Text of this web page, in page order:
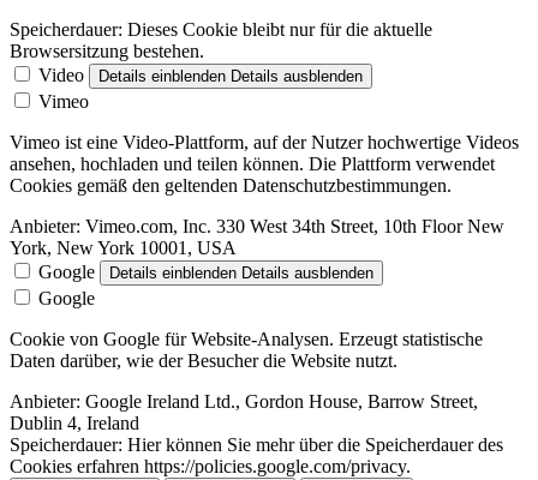
Speicherdauer: Dieses Cookie bleibt nur für die aktuelle
Browsersitzung bestehen.
Video
Details einblenden Details ausblenden
Vimeo
Vimeo ist eine Video-Plattform, auf der Nutzer hochwertige Videos
ansehen, hochladen und teilen können. Die Plattform verwendet
Cookies gemäß den geltenden Datenschutzbestimmungen.
Anbieter: Vimeo.com, Inc. 330 West 34th Street, 10th Floor New
York, New York 10001, USA
Google
Details einblenden Details ausblenden
Google
Cookie von Google für Website-Analysen. Erzeugt statistische
Daten darüber, wie der Besucher die Website nutzt.
Anbieter: Google Ireland Ltd., Gordon House, Barrow Street,
Dublin 4, Ireland
Speicherdauer: Hier können Sie mehr über die Speicherdauer des
Cookies erfahren https://policies.google.com/privacy.